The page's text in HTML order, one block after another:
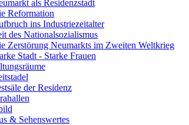
als Residenzstadt
Reformation
ins Industriezeitalter
des Nationalsozialismus
Zerstörung Neumarkts im Zweiten Weltkrieg
Stadt - Starke Frauen
der Residenz
& Sehenswertes